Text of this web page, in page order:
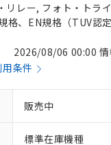
リレー, フォト・トラ
格、EN規格（TUV認
2026/08/06 00:00 情
条件
販売中
標準在庫機種